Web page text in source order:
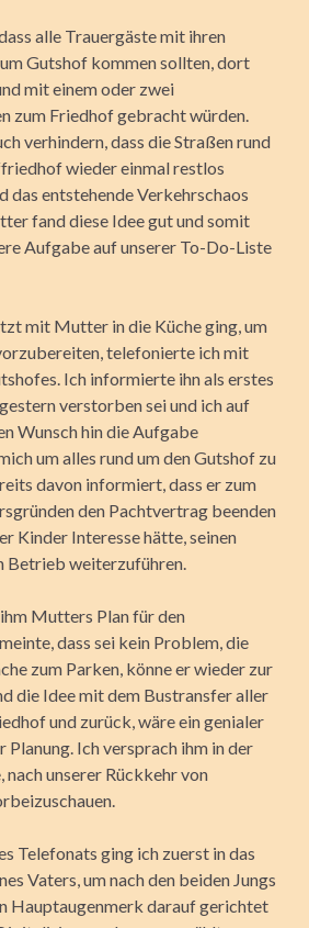
alle Trauergäste mit ihren
Gutshof kommen sollten, dort
mit einem oder zwei
zum Friedhof gebracht würden.
verhindern, dass die Straßen rund
wieder einmal restlos
das entstehende Verkehrschaos
fand diese Idee gut und somit
Aufgabe auf unserer To-Do-Liste
mit Mutter in die Küche ging, um
telefonierte ich mit
Ich informierte ihn als erstes
verstorben sei und ich auf
Wunsch hin die Aufgabe
um alles rund um den Gutshof zu
davon informiert, dass er zum
den Pacht­vertrag beenden
Kinder Interesse hätte, seinen
weiterzuführen.
Mutters Plan für den
dass sei kein Problem, die
zum Parken, könne er wieder zur
die Idee mit dem Bustransfer aller
und zurück, wäre ein genialer
Planung. Ich versprach ihm in der
nach unserer Rück­kehr von
Telefonats ging ich zuerst in das
Vaters, um nach den beiden Jungs
Hauptaugenmerk darauf gerichtet